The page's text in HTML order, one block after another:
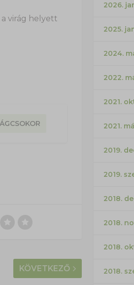
a virág helyett
KÖVETKEZŐ
2026.
2025.
2024.
2022.
2021.
2021.
2019.
2019.
2018.
2018.
2018.
2018.